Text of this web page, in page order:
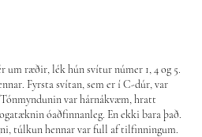
ræðir, lék hún svítur númer 1, 4 og 5.
Fyrsta svítan, sem er í C-dúr, var
var hárnákvæm, hratt
óaðfinnanleg. En ekki bara það.
túlkun hennar var full af tilfinningum.